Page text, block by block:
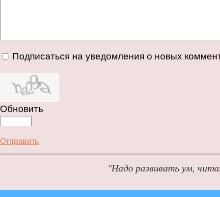
Подписаться на уведомления о новых
Обновить
Отправить
"Надо развивать ум,